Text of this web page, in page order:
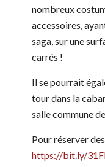
nombreux
accessoires,
saga, sur une
carrés !
Il se pourrait
tour dans la
salle commune
Pour réserver
https://bit.ly/